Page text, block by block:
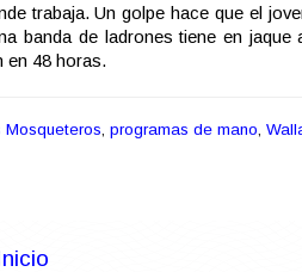
trabaja. Un golpe hace que el
banda de ladrones tiene en
en 48 horas.
Mosqueteros programas de mano